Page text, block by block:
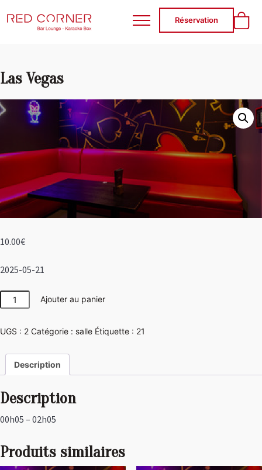
RED CORNER
Réservation
Las Vegas
10.00€
2025-05-21
quantité
de
Vegas
Ajouter au panier
UGS : 2 Catégorie : salle Étiquette : 21
Description
Description
00h05 – 02h05
Produits similaires